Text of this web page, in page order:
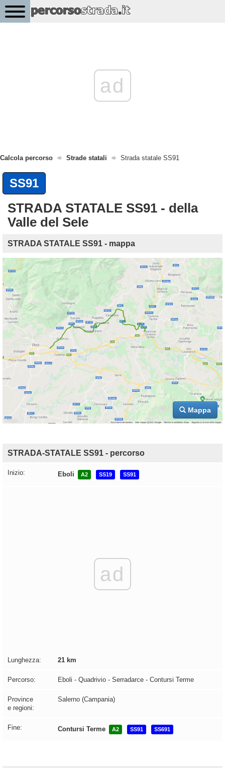
ad
Calcola percorso Strade statali Strada statale SS91
SS91
STRADA STATALE SS91 - della
Valle del Sele
STRADA STATALE SS91 - mappa
Mappa
STRADA-STATALE SS91 - percorso
Inizio: Eboli A2 SS19 SS91
ad
Lunghezza: 21 km
Percorso: Eboli - Quadrivio - Serradarce - Contursi Terme
Province
e regioni:
Salerno (Campania)
Fine: Contursi Terme A2 SS91 SS691